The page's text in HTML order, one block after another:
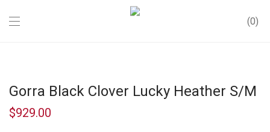
0
Gorra Black Clover Lucky Heather S/M
$929.00